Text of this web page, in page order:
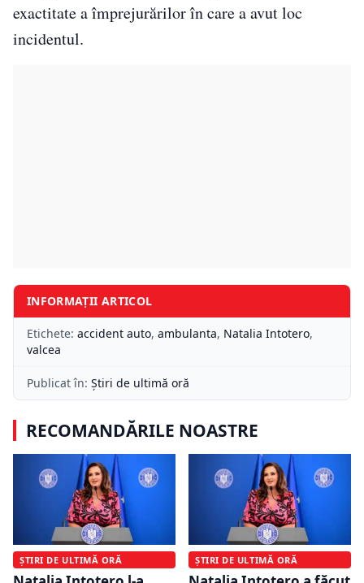
exactitate a împrejurărilor în care a avut loc
incidentul.
INFORMAȚII ARTICOL
Etichete: accident auto, ambulanta, Natalia Intotero,
valcea
Publicat în: Știri de ultimă oră
RECOMANDĂRILE NOASTRE
ȘTIRI DE ULTIMĂ ORĂ ȘTIRI DE ULTIMĂ ORĂ